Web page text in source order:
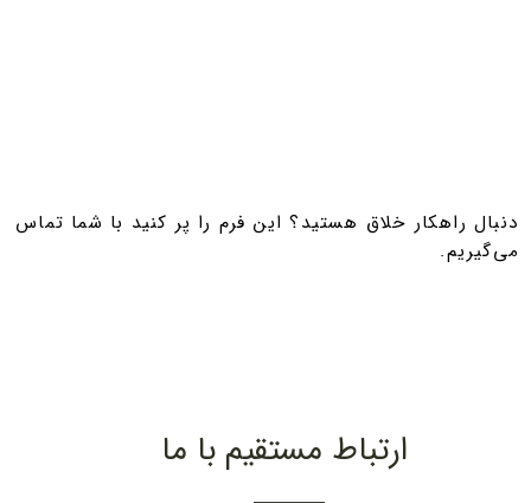
​​​دنبال راهکار خلاق هستید؟ این فرم را پر کنید با شما تماس
می‌گیریم.
ارتباط مستقیم با ما